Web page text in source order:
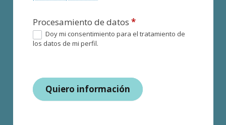
Procesamiento de datos*
Doy mi consentimiento para el tratamiento de
los datos de mi perfil.
Quiero información